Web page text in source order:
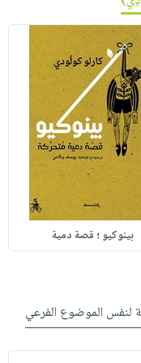
بينوكيو ؛ قصة دمية
لنفس الموضوع الفرعي